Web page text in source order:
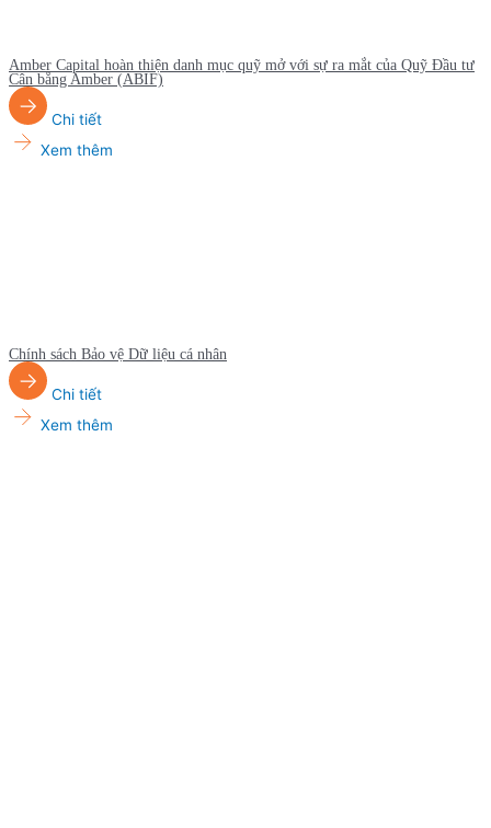
Amber Capital hoàn thiện danh mục quỹ mở với sự ra mắt của Quỹ Đầu tư
Cân bằng Amber (ABIF)
Chi tiết
Xem thêm
Chính sách Bảo vệ Dữ liệu cá nhân
Chi tiết
Xem thêm